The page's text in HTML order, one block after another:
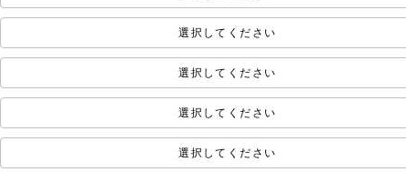
選択してください
選択してください
選択してください
選択してください